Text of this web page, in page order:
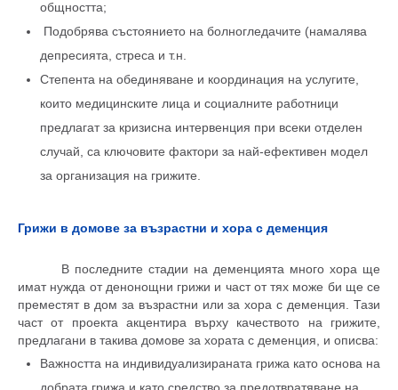
общността;
Подобрява състоянието на болногледачите (намалява
депресията, стреса и т.н.
Степента на обединяване и координация на услугите,
които медицинските лица и социалните работници
предлагат за кризисна интервенция при всеки отделен
случай, са ключовите фактори за най-ефективен модел
за организация на грижите.
Грижи в домове за възрастни и хора с деменция
В последните стадии на деменцията много хора ще
имат нужда от денонощни грижи и част от тях може би ще се
преместят в дом за възрастни или за хора с деменция. Тази
част от проекта акцентира върху качеството на грижите,
предлагани в такива домове за хората с деменция, и описва:
Важността на индивидуализираната грижа като основа на